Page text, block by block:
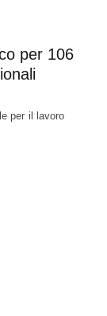
per 106
per il lavoro